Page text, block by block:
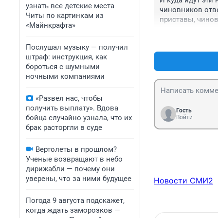
узнать все детские места
Читы по картинкам из
«Майнкрафта»
Послушал музыку — получил
штраф: инструкция, как
бороться с шумными
ночными компаниями
«Развел нас, чтобы
получить выплату». Вдова
бойца случайно узнала, что их
брак расторгли в суде
Вертолеты в прошлом?
Ученые возвращают в небо
дирижабли — почему они
уверены, что за ними будущее
Погода 9 августа подскажет,
когда ждать заморозков —
чиновников
приставы,
Гость
Войти
Новости СМИ2